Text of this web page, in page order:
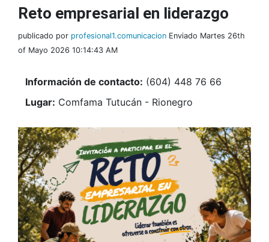
Reto empresarial en liderazgo
publicado por profesional1.comunicacion Enviado Martes 26th
of Mayo 2026 10:14:43 AM
Información de contacto: (604) 448 76 66
Lugar: Comfama Tutucán - Rionegro